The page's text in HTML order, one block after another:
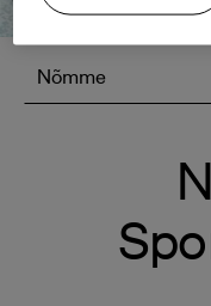
Nõmme